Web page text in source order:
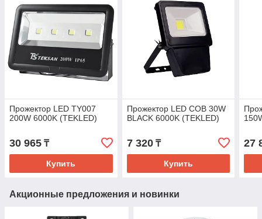
Прожектор LED TY007
200W 6000K (TEKLED)
30 965 ₸
Купить
Прожектор LED COB 30W
BLACK 6000K (TEKLED)
7 320₸
Купить
27
Акционные предложения и новинки